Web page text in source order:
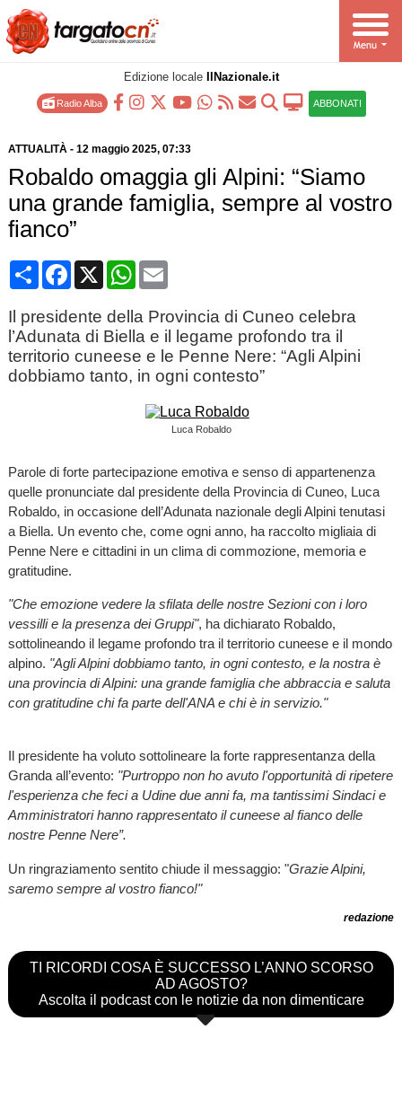
Edizione locale IlNazionale.it
Radio Alba ABBONATI
ATTUALITÀ- 12 maggio 2025, 07:33
Robaldo omaggia gli Alpini: “Siamo
una grande famiglia, sempre al vostro
fianco”
CondividiFacebook
X WhatsApp
Email
Il presidente della Provincia di Cuneo celebra
l’Adunata di Biella e il legame profondo tra il
territorio cuneese e le Penne Nere: “Agli Alpini
dobbiamo tanto, in ogni contesto”
Luca Robaldo
Parole di forte partecipazione emotiva e senso di appartenenza
quelle pronunciate dal presidente della Provincia di Cuneo, Luca
Robaldo, in occasione dell’Adunata nazionale degli Alpini tenutasi
a Biella. Un evento che, come ogni anno, ha raccolto migliaia di
Penne Nere e cittadini in un clima di commozione, memoria e
gratitudine.
"Che emozione vedere la sfilata delle nostre Sezioni con i loro
vessilli e la presenza dei Gruppi", ha dichiarato Robaldo,
sottolineando il legame profondo tra il territorio cuneese e il mondo
alpino. "Agli Alpini dobbiamo tanto, in ogni contesto, e la nostra è
una provincia di Alpini: una grande famiglia che abbraccia e saluta
con gratitudine chi fa parte dell'ANA e chi è in servizio."
Il presidente ha voluto sottolineare la forte rappresentanza della
Granda all’evento: "Purtroppo non ho avuto l'opportunità di ripetere
l'esperienza che feci a Udine due anni fa, ma tantissimi Sindaci e
Amministratori hanno rappresentato il cuneese al fianco delle
nostre Penne Nere”.
Un ringraziamento sentito chiude il messaggio: "Grazie Alpini,
saremo sempre al vostro fianco!"
redazione
TI RICORDI COSA È SUCCESSO L’ANNO SCORSO
AD AGOSTO?
Ascolta il podcast con le notizie da non dimenticare